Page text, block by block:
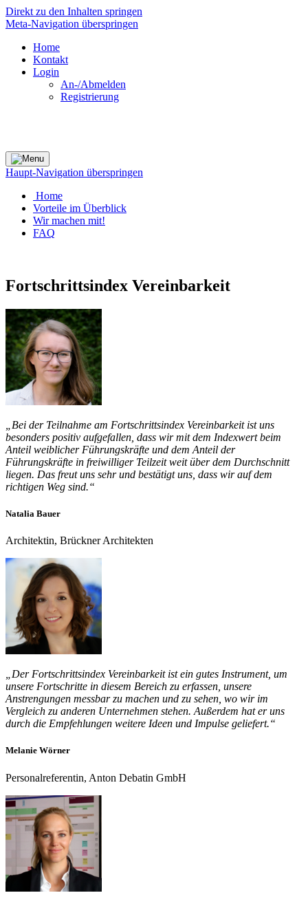
Direkt zu den Inhalten springen
Meta-Navigation überspringen
Home
Kontakt
Login
An-/Abmelden
Registrierung
Haupt-Navigation überspringen
Home
Vorteile im Überblick
Wir machen mit!
FAQ
Fortschrittsindex Vereinbarkeit
„Bei der Teilnahme am Fortschrittsindex Vereinbarkeit ist uns
besonders positiv aufgefallen, dass wir mit dem Indexwert beim
Anteil weiblicher Führungskräfte und dem Anteil der
Führungskräfte in freiwilliger Teilzeit weit über dem Durchschnitt
liegen. Das freut uns sehr und bestätigt uns, dass wir auf dem
richtigen Weg sind.“
Natalia Bauer
Architektin, Brückner Architekten
„Der Fortschrittsindex Vereinbarkeit ist ein gutes Instrument, um
unsere Fortschritte in diesem Bereich zu erfassen, unsere
Anstrengungen messbar zu machen und zu sehen, wo wir im
Vergleich zu anderen Unternehmen stehen. Außerdem hat er uns
durch die Empfehlungen weitere Ideen und Impulse geliefert.“
Melanie Wörner
Personalreferentin, Anton Debatin GmbH